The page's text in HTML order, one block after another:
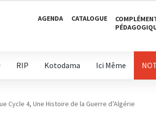
AGENDA CATALOGUE
RIP Kotodama Ici Même
Cycle 4, Une Histoire de la Guerre d’Algérie